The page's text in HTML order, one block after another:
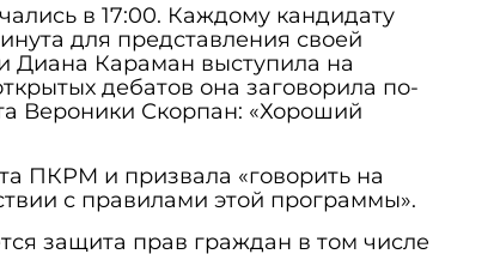
в 17:00. Каждому кандидату
для представления своей
Диана Караман выступила на
дебатов она заговорила по-
Вероники Скорпан: «Хороший
ПКРМ и призвала «говорить на
с правилами этой программы».
защита прав граждан в том числе